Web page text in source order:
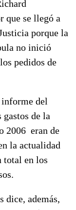
que se llegó a
porque la
no inició
pedidos de
informe del
de la
2006 eran de
la actualidad
total en los
dice, además,